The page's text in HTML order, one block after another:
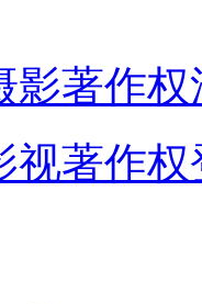
影著作
视著作